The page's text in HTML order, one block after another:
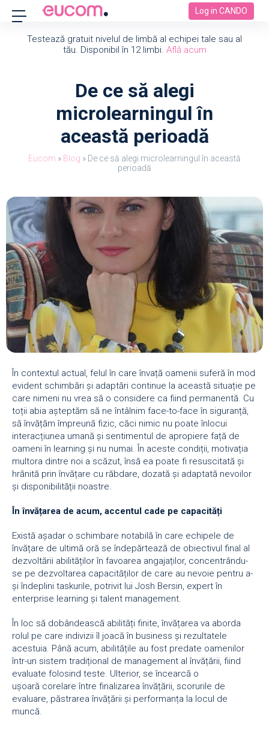
Log in CANDO
Testează gratuit nivelul de limbă al echipei tale sau al
tău. Disponibil în 12 limbi. Află acum
De ce să alegi
microlearningul în
această perioadă
Eucom » Blog » De ce să alegi microlearningul în această
perioadă
În contextul actual, felul în care învață oamenii suferă în mod
evident schimbări și adaptări continue la această situație pe
care nimeni nu vrea să o considere ca fiind permanentă. Cu
toții abia așteptăm să ne întâlnim face-to-face în siguranță,
să învățăm împreună fizic, căci nimic nu poate înlocui
interacțiunea umană și sentimentul de apropiere față de
oameni în learning și nu numai. În aceste condiții, motivația
multora dintre noi a scăzut, însă ea poate fi resuscitată și
hrănită prin învățare cu răbdare, dozată și adaptată nevoilor
și disponibilității noastre.
În învățarea de acum, accentul cade pe capacități
Există așadar o schimbare notabilă în care echipele de
învățare de ultimă oră se îndepărtează de obiectivul final al
dezvoltării abilităților în favoarea angajaților, concentrându-
se pe dezvoltarea capacităților de care au nevoie pentru a-
și îndeplini taskurile, potrivit lui Josh Bersin, expert în
enterprise learning și talent management.
În loc să dobândească abilități finite, învățarea va aborda
rolul pe care indivizii îl joacă în business și rezultatele
acestuia. Până acum, abilitățile au fost predate oamenilor
într-un sistem tradițional de management al învățării, fiind
evaluate folosind teste. Ulterior, se încearcă o
ușoară corelare între finalizarea învățării, scorurile de
evaluare, păstrarea învățării și performanța la locul de
muncă.